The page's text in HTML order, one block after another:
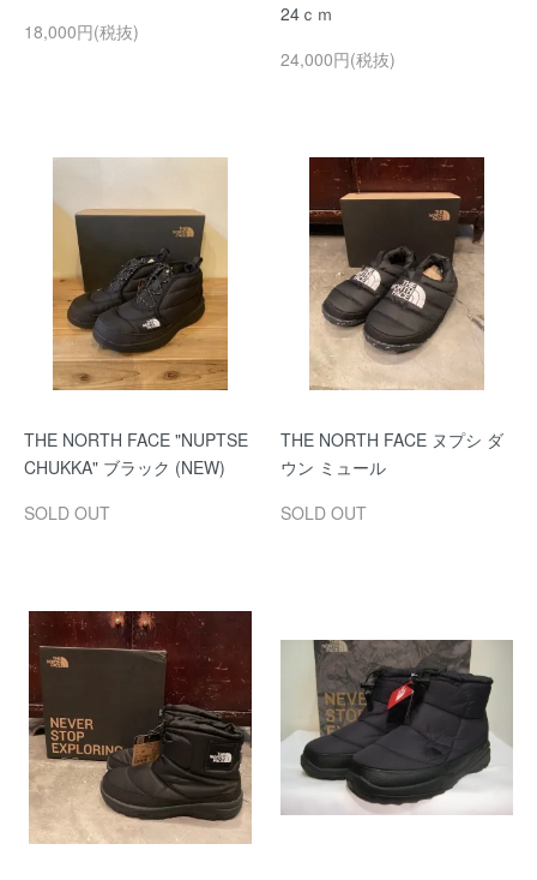
18,000円(税抜)
24ｃｍ
24,000円(税抜)
THE NORTH FACE "NUPTSE
CHUKKA" ブラック (NEW)
SOLD OUT
THE NORTH FACE ヌプシ ダ
ウン ミュール
SOLD OUT